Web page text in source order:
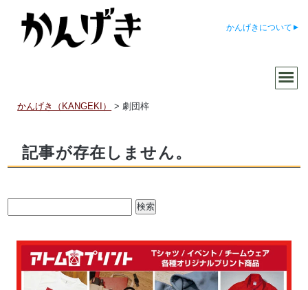
かんげきについて
かんげき（KANGEKI） >劇団梓
記事が存在しません。